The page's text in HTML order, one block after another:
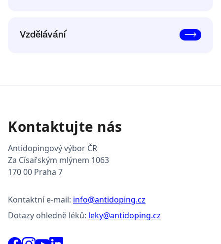
Vzdělávání
Kontaktujte nás
Antidopingový výbor ČR
Za Císařským mlýnem 1063
170 00 Praha 7
Kontaktní e-mail: info@antidoping.cz
Dotazy ohledně léků: leky@antidoping.cz